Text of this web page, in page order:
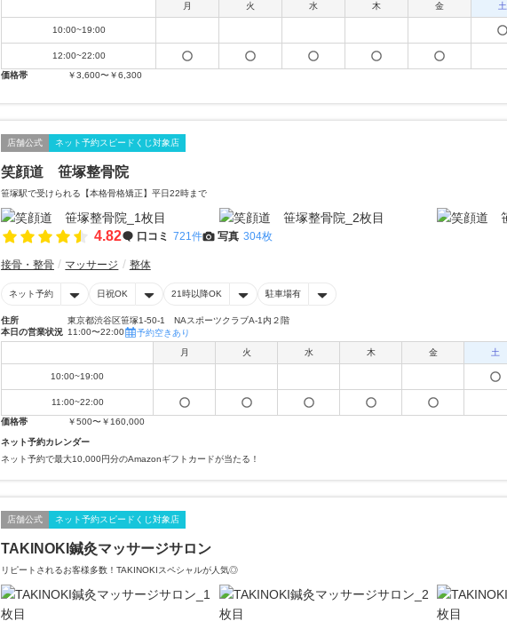
月
火 水 木 金 土
10:00~19:00
12:00~22:00
価格帯
￥3,600〜￥6,300
店舗公式 ネット予約スピードくじ対象店
笑顔道 笹塚整骨院
笹塚駅で受けられる【本格骨格矯正】平日22時まで
4.82 口コミ 721件 写真 304枚
接骨・整骨 マッサージ 整体
ネット予約 日祝OK 21時以降OK 駐車場有
住所
東京都渋谷区笹塚1-50-1 NAスポーツクラブA-1内２階
本日の営業状況 11:00〜22:00 予約空きあり
月 火 水 木 金 土
10:00~19:00
11:00~22:00
価格帯
￥500〜￥160,000
ネット予約カレンダー
ネット予約で最大10,000円分のAmazonギフトカードが当たる！
店舗公式 ネット予約スピードくじ対象店
TAKINOKI鍼灸マッサージサロン
リピートされるお客様多数！TAKINOKIスペシャルが人気◎